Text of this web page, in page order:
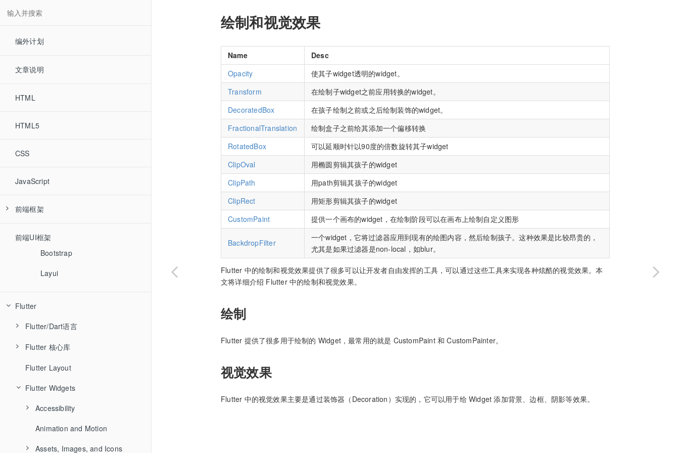
编外计划
文章说明
HTML
HTML5
CSS
JavaScript
前端框架
React
jQuery
Ember
Backbone
前端UI框架
Bootstrap
Layui
Flutter
Flutter/Dart语言
关键字
async
await
Flutter/Dart核心库
dart:async
dart:collection
dart:convert
dart:core
Flutter 核心库
animation
cupertino
foundation
gestures
material
Flutter Layout
Flutter Widgets
Accessibility
ExcludeSemantics
MergeSemantics
Animation and Motion
Assets, Images, and Icons
绘制和视觉效果
Name
Desc
Opacity
使其子widget透明的widget。
Transform
在绘制子widget之前应用转换的widget。
DecoratedBox
在孩子绘制之前或之后绘制装饰的widget。
FractionalTranslation
绘制盒子之前给其添加一个偏移转换
RotatedBox
可以延顺时针以90度的倍数旋转其子widget
ClipOval
用椭圆剪辑其孩子的widget
ClipPath
用path剪辑其孩子的widget
ClipRect
用矩形剪辑其孩子的widget
CustomPaint
提供一个画布的widget，在绘制阶段可以在画布上绘制自定义图形
BackdropFilter
一个widget，它将过滤器应用到现有的绘图内容，然后绘制孩子。这种效果是比较昂贵的，
尤其是如果过滤器是non-local，如blur。
Flutter 中的绘制和视觉效果提供了很多可以让开发者自由发挥的工具，可以通过这些工具来实现各种炫酷的视觉效果。本
文将详细介绍 Flutter 中的绘制和视觉效果。
绘制
Flutter 提供了很多用于绘制的 Widget，最常用的就是 CustomPaint 和 CustomPainter。
视觉效果
Flutter 中的视觉效果主要是通过装饰器（Decoration）实现的，它可以用于给 Widget 添加背景、边框、阴影等效果。